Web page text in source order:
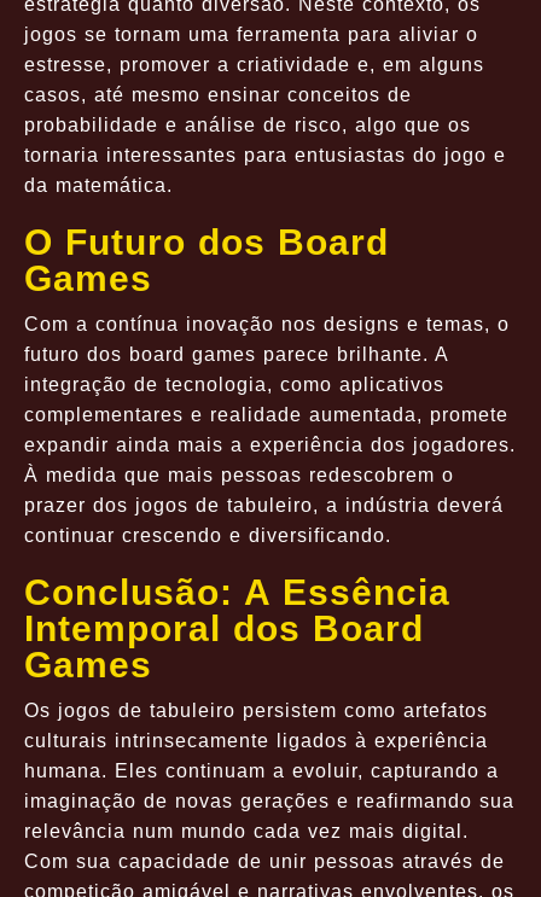
estratégia quanto diversão. Neste contexto, os
jogos se tornam uma ferramenta para aliviar o
estresse, promover a criatividade e, em alguns
casos, até mesmo ensinar conceitos de
probabilidade e análise de risco, algo que os
tornaria interessantes para entusiastas do jogo e
da matemática.
O Futuro dos Board
Games
Com a contínua inovação nos designs e temas, o
futuro dos board games parece brilhante. A
integração de tecnologia, como aplicativos
complementares e realidade aumentada, promete
expandir ainda mais a experiência dos jogadores.
À medida que mais pessoas redescobrem o
prazer dos jogos de tabuleiro, a indústria deverá
continuar crescendo e diversificando.
Conclusão: A Essência
Intemporal dos Board
Games
Os jogos de tabuleiro persistem como artefatos
culturais intrinsecamente ligados à experiência
humana. Eles continuam a evoluir, capturando a
imaginação de novas gerações e reafirmando sua
relevância num mundo cada vez mais digital.
Com sua capacidade de unir pessoas através de
competição amigável e narrativas envolventes, os